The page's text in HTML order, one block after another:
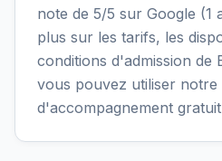
note de 5/5 sur Google (1
plus sur les tarifs, les
conditions d'admission de
vous pouvez utiliser notre
d'accompagnement